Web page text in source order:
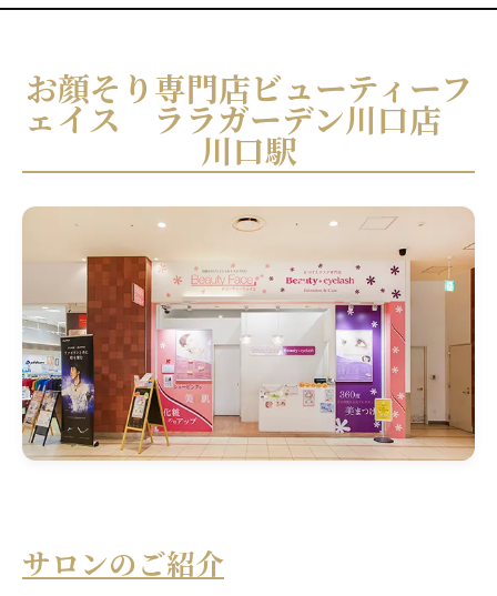
お顔そり専門店ビューティーフ
ェイス ララガーデン川口店
川口駅
サロンのご紹介